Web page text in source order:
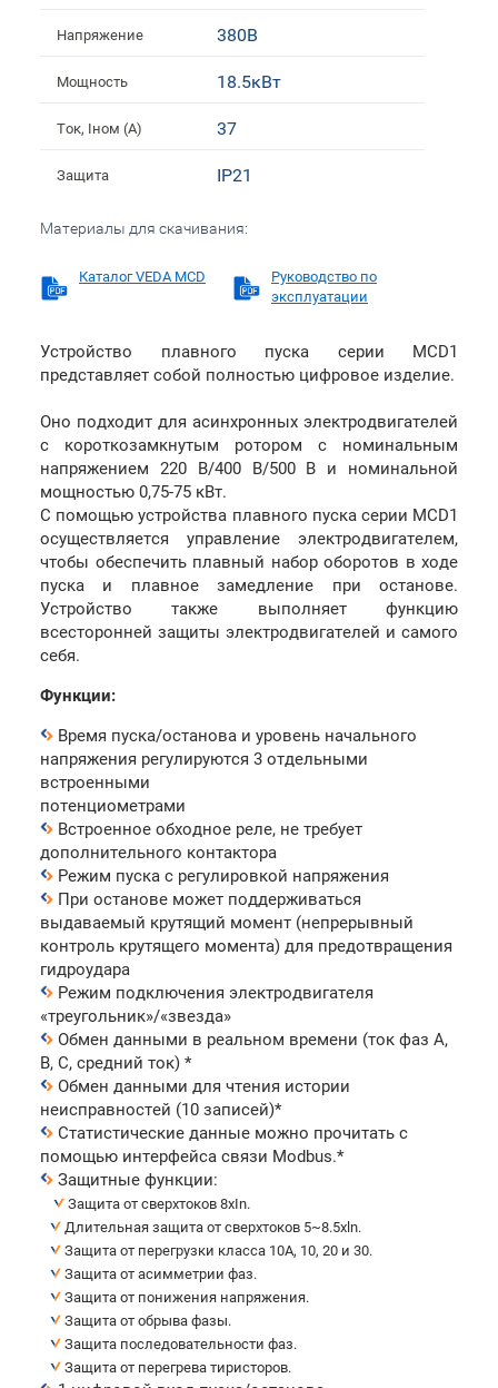
Напряжение 380В
Мощность 18.5кВт
Ток, Iном (А) 37
Защита IP21
Материалы для скачивания:
Каталог VEDA MCD
Руководство по
эксплуатации
Устройство плавного пуска серии MCD1
представляет собой полностью цифровое изделие.
Оно подходит для асинхронных электродвигателей
с короткозамкнутым ротором c номинальным
напряжением 220 В/400 В/500 В и номинальной
мощностью 0,75-75 кВт.
С помощью устройства плавного пуска серии MCD1
осуществляется управление электродвигателем,
чтобы обеспечить плавный набор оборотов в ходе
пуска и плавное замедление при останове.
Устройство также выполняет функцию
всесторонней защиты электродвигателей и самого
себя.
Функции:
Время пуска/останова и уровень начального
напряжения регулируются 3 отдельными
встроенными
потенциометрами
Встроенное обходное реле, не требует
дополнительного контактора
Режим пуска с регулировкой напряжения
При останове может поддерживаться
выдаваемый крутящий момент (непрерывный
контроль крутящего момента) для предотвращения
гидроудара
Режим подключения электродвигателя
«треугольник»/«звезда»
Обмен данными в реальном времени (ток фаз А,
В, С, средний ток) *
Обмен данными для чтения истории
неисправностей (10 записей)*
Статистические данные можно прочитать c
помощью интерфейса связи Modbus.*
Защитные функции:
Защита от сверхтоков 8xIn.
Длительная защита от сверхтоков 5~8.5xln.
Защита от перегрузки класса 10A, 10, 20 и 30.
Защита от асимметрии фаз.
Защита от понижения напряжения.
Защита от обрыва фазы.
Защита последовательности фаз.
Защита от перегрева тиристоров.